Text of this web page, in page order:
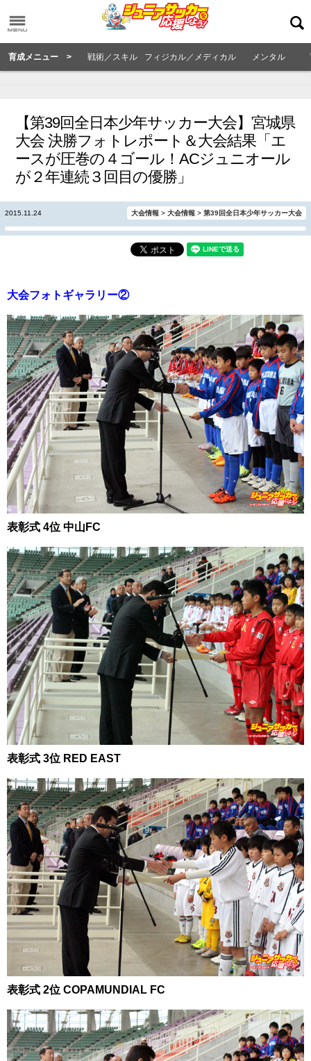
育成メニュー > 戦術／スキル フィジカル／メディカル メンタル
【第39回全日本少年サッカー大会】宮城県
大会 決勝フォトレポート＆大会結果「エ
ースが圧巻の４ゴール！ACジュニオール
が２年連続３回目の優勝」
2015.11.24 大会情報 > 大会情報 > 第39回全日本少年サッカー大会
大会フォトギャラリー②
表彰式 4位 中山FC
表彰式 3位 RED EAST
表彰式 2位 COPAMUNDIAL FC